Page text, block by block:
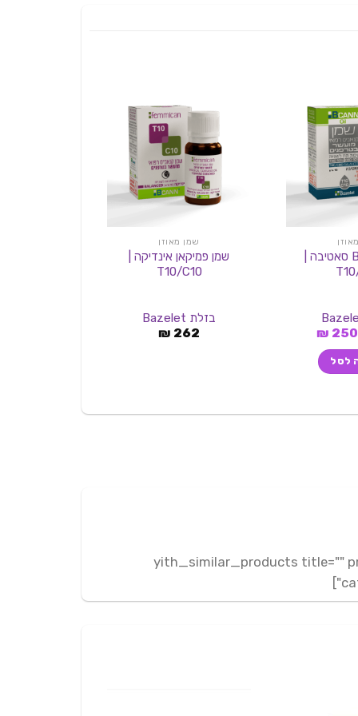
שמן BCANN סאטיבה |
המחיר
היה:
262 ₪.
250
₪המחיר
לסל
שמן מאוזן
שמן פמיקאן אינדיקה |
T10/C10
בזלת Bazelet
262
₪
[yith_similar_products title=""